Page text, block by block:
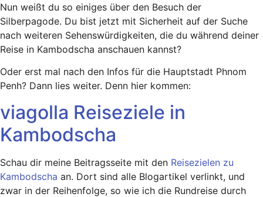
Nun weißt du so einiges über den Besuch der
Silberpagode. Du bist jetzt mit Sicherheit auf der Suche
nach weiteren Sehenswürdigkeiten, die du während deiner
Reise in Kambodscha anschauen kannst?
Oder erst mal nach den Infos für die Hauptstadt Phnom
Penh? Dann lies weiter. Denn hier kommen:
viagolla Reiseziele in
Kambodscha
Schau dir meine Beitragsseite mit den Reisezielen zu
Kambodscha an. Dort sind alle Blogartikel verlinkt, und
zwar in der Reihenfolge, so wie ich die Rundreise durch